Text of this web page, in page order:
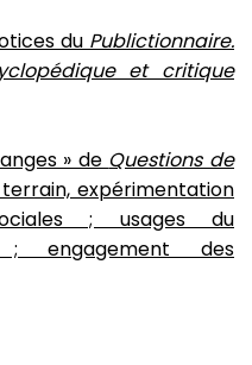
du Publictionnaire.
et critique
» de Questions de
expérimentation
; usages du
; engagement des